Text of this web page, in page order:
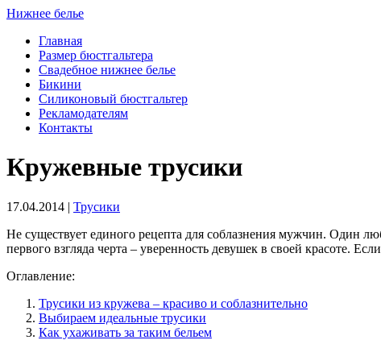
Нижнее белье
Главная
Размер бюстгальтера
Свадебное нижнее белье
Бикини
Силиконовый бюстгальтер
Рекламодателям
Контакты
Кружевные трусики
17.04.2014 | Трусики
Не существует единого рецепта для соблазнения мужчин. Один
первого взгляда черта – уверенность девушек в своей красоте.
Оглавление:
Трусики из кружева – красиво и соблазнительно
Выбираем идеальные трусики
Как ухаживать за таким бельем